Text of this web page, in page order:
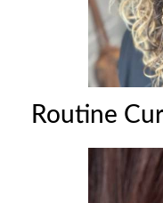
Routine